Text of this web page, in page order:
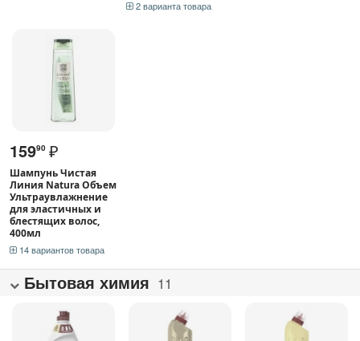
2 варианта товара
15990 ₽
Шампунь Чистая
Линия Natura Объем
Ультраувлажнение
для эластичных и
блестящих волос,
400мл
14 вариантов товара
Бытовая химия 11